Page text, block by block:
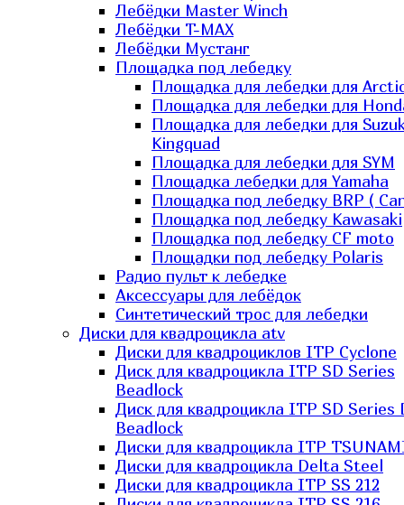
Лебёдки Master Winch
Лебёдки T-MAX
Лебёдки Мустанг
Площадка под лебедку
Площадка для лебедки для
Площадка для лебедки для
Площадка для лебедки для
Kingquad
Площадка для лебедки для SYM
Площадка лебедки для Yamaha
Площадка под лебедку BRP (
Площадка под лебедку Kawasaki
Площадка под лебедку СF moto
Площадки под лебедку Polaris
Радио пульт к лебедке
Аксессуары для лебёдок
Синтетический трос для лебедки
Диски для квадроцикла atv
Диски для квадроциклов ITP Cyclone
Диск для квадроцикла ITP SD Series
Beadlock
Диск для квадроцикла ITP SD Series
Beadlock
Диски для квадроцикла ITP
Диски для квадроцикла Delta Steel
Диски для квадроцикла ITP SS 212